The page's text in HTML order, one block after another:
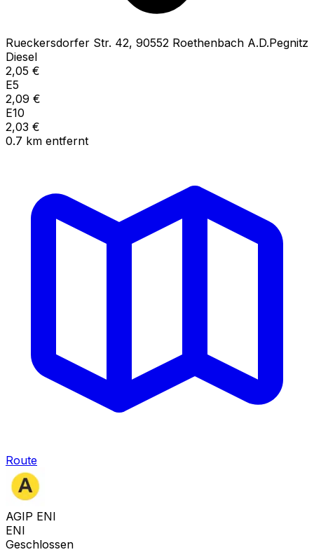
Rueckersdorfer Str. 42, 90552 Roethenbach A.D.Pegnitz
Diesel
2,05 €
E5
2,09 €
E10
2,03 €
0.7 km entfernt
Route
AGIP ENI
ENI
Geschlossen